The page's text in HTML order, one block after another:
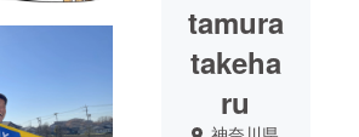
tamura
takeha
ru